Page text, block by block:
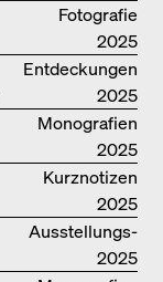
Fotografie
2025
Entdeckungen
2025
Monografien
2025
Kurznotizen
2025
Ausstellungs­
kataloge
2025